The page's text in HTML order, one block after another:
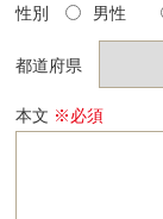
性別 男性
都道府県
本文 ※必須